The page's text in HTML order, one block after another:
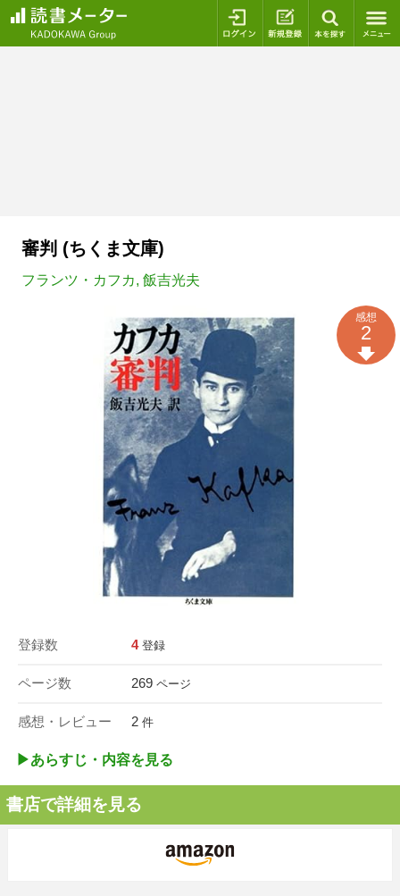
ログイン 新規登録
審判 (ちくま文庫)
フランツ・カフカ, 飯吉光夫
登録数 4 登録
ページ数 269 ページ
感想・レビュー 2 件
感想
2
▶︎あらすじ・内容を見る
書店で詳細を見る